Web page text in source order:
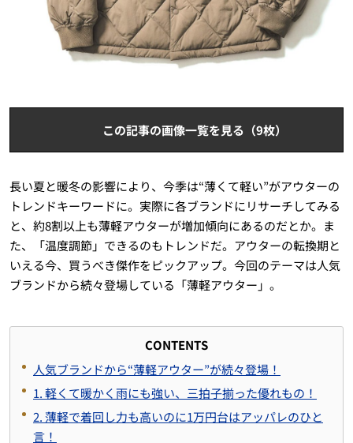
この記事の画像一覧を見る（9枚）
長い夏と暖冬の影響により、今季は“薄くて軽い”がアウターの
トレンドキーワードに。実際に各ブランドにリサーチしてみる
と、約8割以上も薄軽アウターが増加傾向にあるのだとか。ま
た、「温度調節」できるのもトレンドだ。アウターの転換期と
いえる今、買うべき傑作をピックアップ。今回のテーマは人気
ブランドから続々登場している「薄軽アウター」。
CONTENTS
人気ブランドから“薄軽アウター”が続々登場！
1. 軽くて暖かく雨にも強い、三拍子揃った優れもの！
2. 薄軽で着回し力も高いのに1万円台はアッパレのひと
言！